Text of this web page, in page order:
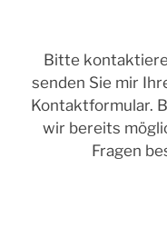
Bitte
senden Sie mir
Kontaktformular.
wir bereits
Fragen